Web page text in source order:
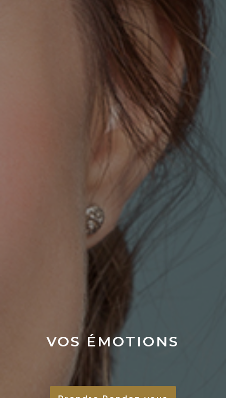
VOS ÉMOTIONS